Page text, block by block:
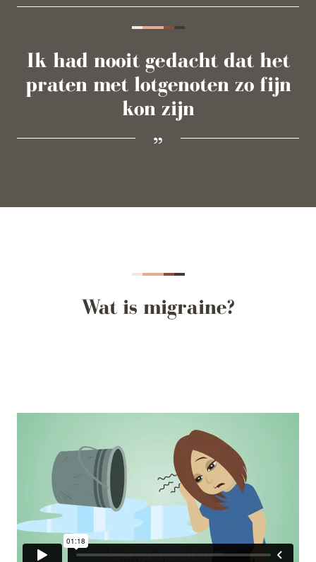
Ik had nooit gedacht dat het
praten met lotgenoten zo fijn
kon zijn
Wat is migraine?